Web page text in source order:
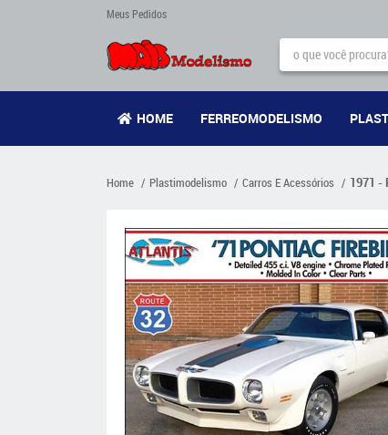
Meus Pedidos
HOME FERREOMODELISMO
Home Plastimodelismo Carros E Acessórios 1971 -